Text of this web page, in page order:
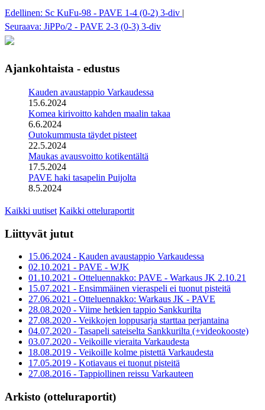
Edellinen: Sc KuFu-98 - PAVE 1-4 (0-2) 3-div |
Seuraava: JiPPo/2 - PAVE 2-3 (0-3) 3-div
Ajankohtaista - edustus
Kauden avaustappio Varkaudessa
15.6.2024
Komea kirivoitto kahden maalin takaa
6.6.2024
Outokummusta täydet pisteet
22.5.2024
Maukas avausvoitto kotikentältä
17.5.2024
PAVE haki tasapelin Puijolta
8.5.2024
Kaikki uutiset Kaikki otteluraportit
Liittyvät jutut
15.06.2024 - Kauden avaustappio Varkaudessa
02.10.2021 - PAVE - WJK
01.10.2021 - Otteluennakko: PAVE - Warkaus JK 2.10.21
15.07.2021 - Ensimmäinen vieraspeli ei tuonut pisteitä
27.06.2021 - Otteluennakko: Warkaus JK - PAVE
28.08.2020 - Viime hetkien tappio Sankkurilta
27.08.2020 - Veikkojen loppusarja starttaa perjantaina
04.07.2020 - Tasapeli sateiselta Sankkurilta (+videokooste)
03.07.2020 - Veikoille vieraita Varkaudesta
18.08.2019 - Veikoille kolme pistettä Varkaudesta
17.05.2019 - Kotiavaus ei tuonut pisteitä
27.08.2016 - Tappiollinen reissu Varkauteen
Arkisto (otteluraportit)